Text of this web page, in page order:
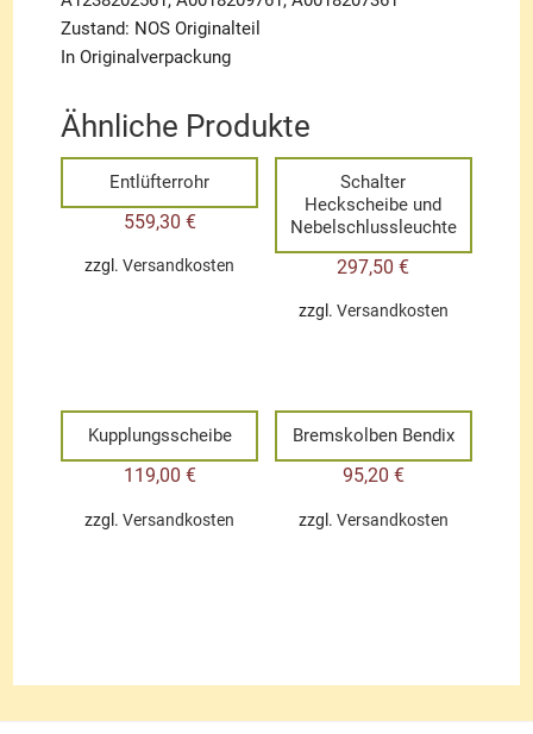
Zustand: NOS Originalteil
In Originalverpackung
Ähnliche Produkte
Entlüfterrohr
559,30 €
zzgl.Versandkosten
Schalter
Heckscheibe und
Nebelschlussleuchte
297,50€
zzgl. Versandkosten
Kupplungsscheibe
119,00 €
zzgl.Versandkosten
Bremskolben Bendix
95,20 €
zzgl. Versandkosten